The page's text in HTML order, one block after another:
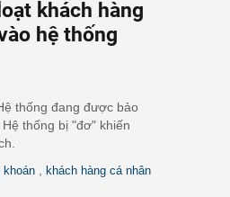
khách hàng
hệ thống
thống đang được bảo
thống bị "đơ" khiến
khách hàng cá nhân